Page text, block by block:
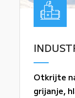
Otkrijte
grijanje,